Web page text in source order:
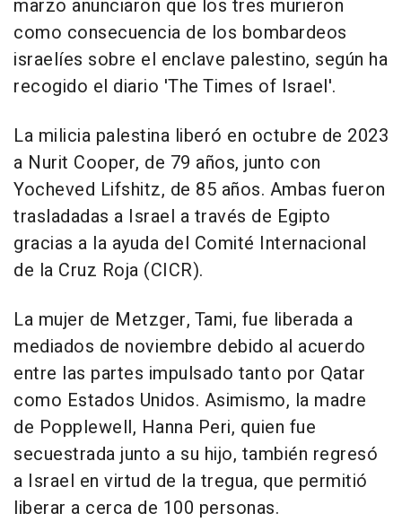
marzo anunciaron que los tres murieron
como consecuencia de los bombardeos
israelíes sobre el enclave palestino, según ha
recogido el diario 'The Times of Israel'.
La milicia palestina liberó en octubre de 2023
a Nurit Cooper, de 79 años, junto con
Yocheved Lifshitz, de 85 años. Ambas fueron
trasladadas a Israel a través de Egipto
gracias a la ayuda del Comité Internacional
de la Cruz Roja (CICR).
La mujer de Metzger, Tami, fue liberada a
mediados de noviembre debido al acuerdo
entre las partes impulsado tanto por Qatar
como Estados Unidos. Asimismo, la madre
de Popplewell, Hanna Peri, quien fue
secuestrada junto a su hijo, también regresó
a Israel en virtud de la tregua, que permitió
liberar a cerca de 100 personas.